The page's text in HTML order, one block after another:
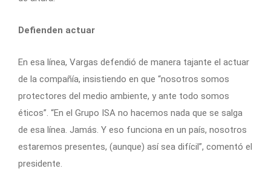
Defienden actuar
En esa línea, Vargas defendió de manera tajante el actuar
de la compañía, insistiendo en que “nosotros somos
protectores del medio ambiente, y ante todo somos
éticos”. “En el Grupo ISA no hacemos nada que se salga
de esa línea. Jamás. Y eso funciona en un país, nosotros
estaremos presentes, (aunque) así sea difícil”, comentó el
presidente.